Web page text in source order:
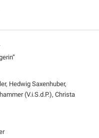
Hedwig Saxenhuber,
(V.i.S.d.P.), Christa